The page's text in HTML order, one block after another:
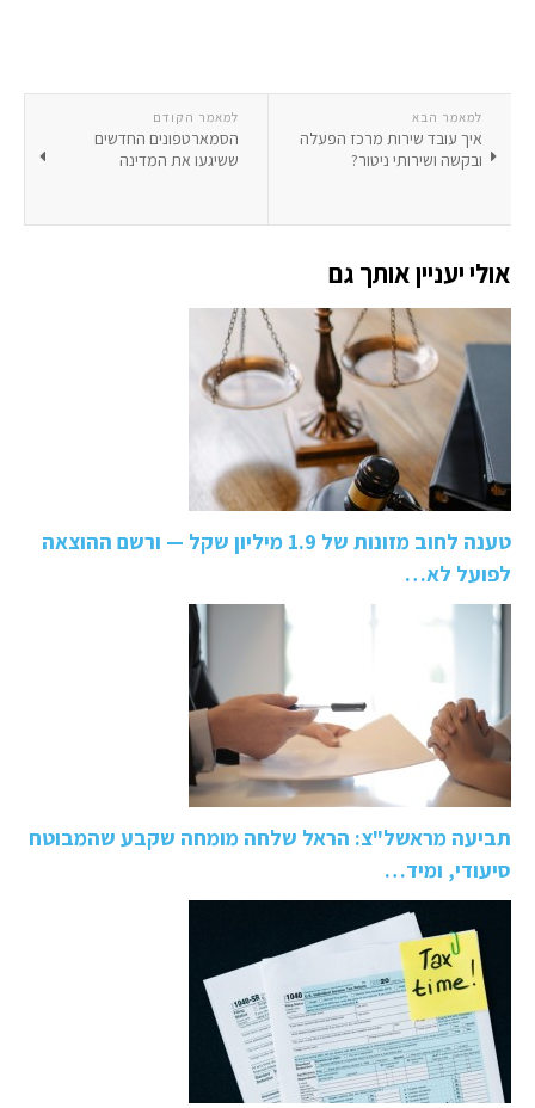
למאמר הקודם
הסמארטפונים החדשים
ששיגעו את המדינה
למאמר הבא
איך עובד שירות מרכז הפעלה
ובקשה ושירותי ניטור?
אולי יעניין אותך גם
טענה לחוב מזונות של 1.9 מיליון שקל — ורשם ההוצאה
לפועל לא…
תביעה מראשל"צ: הראל שלחה מומחה שקבע שהמבוטח
סיעודי, ומיד…